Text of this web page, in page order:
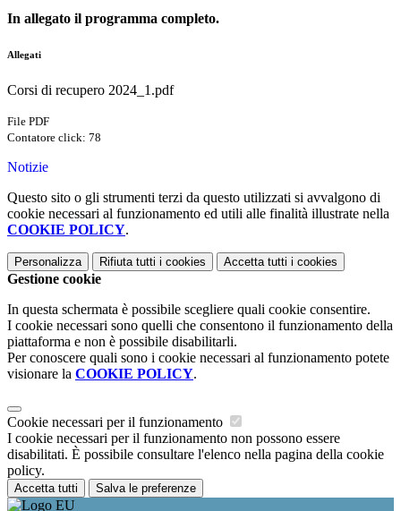
In allegato il programma completo.
Allegati
Corsi di recupero 2024_1.pdf
File PDF
Contatore click: 78
Notizie
Questo sito o gli strumenti terzi da questo utilizzati si avvalgono di
cookie necessari al funzionamento ed utili alle finalità illustrate nella
COOKIE POLICY.
Personalizza Rifiuta tutti i cookies Accetta tutti i cookies
Gestione cookie
In questa schermata è possibile scegliere quali cookie consentire.
I cookie necessari sono quelli che consentono il funzionamento della
piattaforma e non è possibile disabilitarli.
Per conoscere quali sono i cookie necessari al funzionamento potete
visionare la COOKIE POLICY.
Cookie necessari per il funzionamento
I cookie necessari per il funzionamento non possono essere
disabilitati. È possibile consultare l'elenco nella pagina della cookie
policy.
Accetta tutti Salva le preferenze